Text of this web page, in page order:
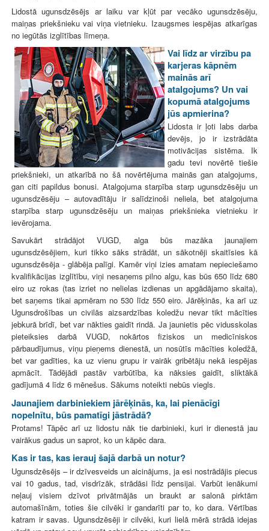
Lidostā ugunsdzēsējs ar laiku var kļūt par vecāko ugunsdzēsēju,
maiņas priekšnieku vai viņa vietnieku. Izaugsmes iespējas atkarīgas
no iegūtās izglītības līmeņa.
Vai līdz ar virzību pa
karjeras kāpnēm
mainās arī
atalgojums? Un vai
kopumā atalgojums
jūs apmierina?
Lidosta ir ļoti labs darba
devējs, jo ir izstrādāta
motivācijas sistēma. Ik
gadu tevi novērtē tiešie
priekšnieki, un atkarībā no šā novērtējuma mainās gan atalgojums,
gan citi papildus bonusi. Atalgojuma starpība starp ugunsdzēsēju un
ugunsdzēsēju – autovadītāju ir salīdzinoši neliela, bet atalgojuma
starpība starp ugunsdzēsēju un maiņas priekšnieka vietnieku ir
ievērojama.
Savukārt strādājot VUGD, alga būs mazāka jaunajiem
ugunsdzēsējiem, kuri tikko sāks strādāt, un sākotnēji skaitīsies kā
ugunsdzēsēja - glābēja palīgi. Kamēr viņi izies amatam nepieciešamo
kvalifikācijas izglītību, viņi nesaņems pilno algu, kas būs 650 līdz 680
eiro uz rokas (tas izriet no nelielas izdienas un apgādājamo skaita),
bet saņems tikai apmēram no 530 līdz 550 eiro. Jārēķinās, ka arī uz
Ugunsdrošības un civilās aizsardzības koledžu nevar tikt mācīties
jebkurā brīdī, bet var nākties gaidīt rindā. Ja jaunietis pēc vidusskolas
pieteiksies darbā VUGD, nokārtos fiziskos un medicīniskos
pārbaudījumus, viņu pieņems dienestā, un nosūtīs mācīties koledžā,
bet var gadīties, ka uz vienu grupu ir vairāk gribētāju nekā iespējas
apmācīt. Tādējādi pastāv varbūtība, ka nāksies gaidīt, sliktākā
gadījumā 4 līdz 6 mēnešus. Sākums noteikti nebūs viegls.
Jaunajiem darbiniekiem jārēķinās, ka, lai pienācīgi
nopelnītu, būs pamatīgi jāstrādā?
Protams! Tāpēc arī uz lidostu nāk tie darbinieki, kuri ir dienestā jau
vairākus gadus un saprot, ko un kāpēc dara.
Kas ir tas, kas ierauj šajā darbā un notur?
Ugunsdzēsējs – ir dzīvesveids un aicinājums, ja esi nostrādājis piecus
vai 10 gadus, tad, visdrīzāk, strādāsi līdz pensijai. Varbūt ienākumi
neļauj visiem dzīvot privātmājās un braukt ar salonā pirktām
automašīnām, toties šie cilvēki ir gandarīti par to, ko dara. Vērtības
katram ir savas. Ugunsdzēsēji ir cilvēki, kuri lielā mērā strādā idejas